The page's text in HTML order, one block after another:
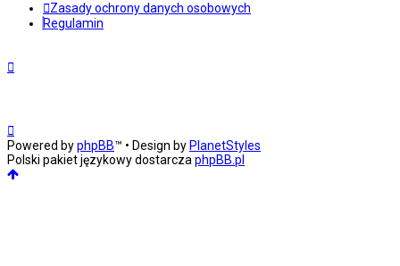
Zasady ochrony danych osobowych
Regulamin
Powered byphpBB™ • Design by PlanetStyles
Polski pakiet językowy dostarczaphpBB.pl